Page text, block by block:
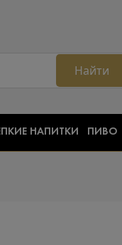
Найти
НАПИТКИ ПИВО